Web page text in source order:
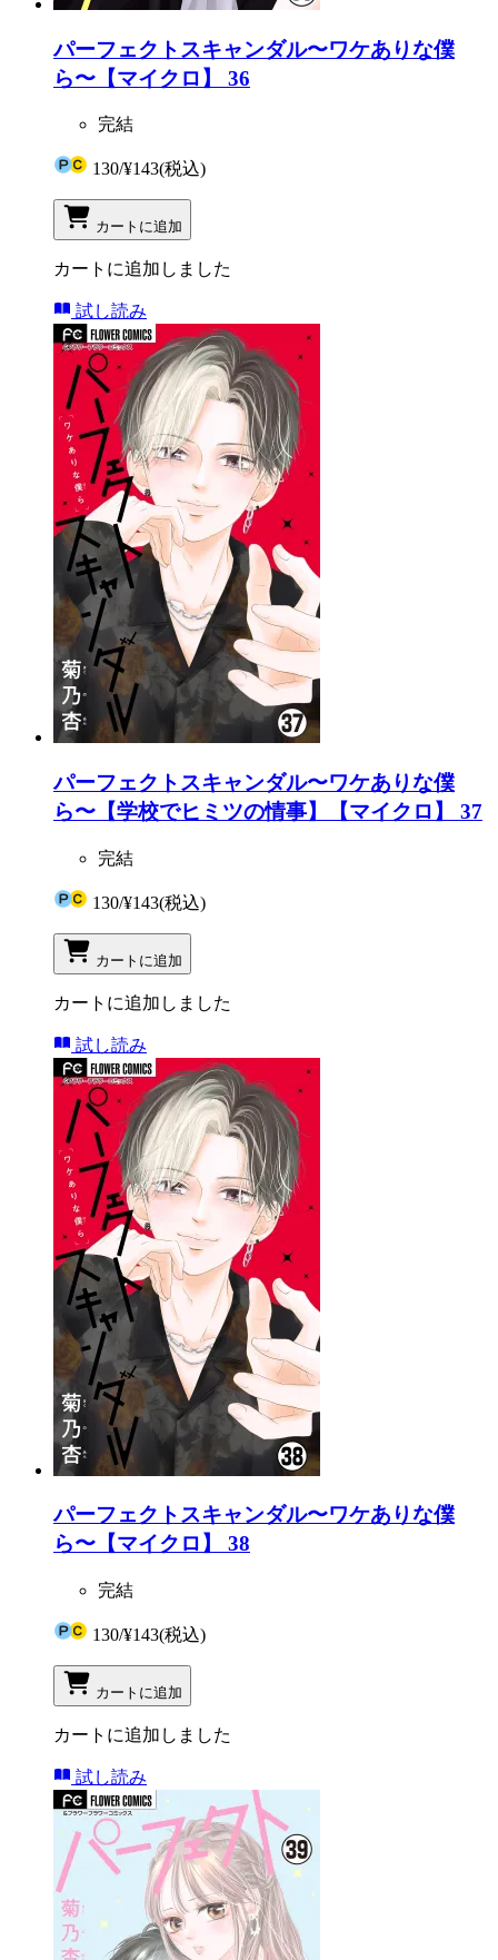
パーフェクトスキャンダル〜ワケありな僕
ら〜【マイクロ】 36
完結
130/¥143(税込)
カートに追加
カートに追加しました
試し読み
パーフェクトスキャンダル〜ワケありな僕
ら〜【学校でヒミツの情事】【マイクロ】 37
完結
130/¥143(税込)
カートに追加
カートに追加しました
試し読み
パーフェクトスキャンダル〜ワケありな僕
ら〜【マイクロ】 38
完結
130/¥143(税込)
カートに追加
カートに追加しました
試し読み